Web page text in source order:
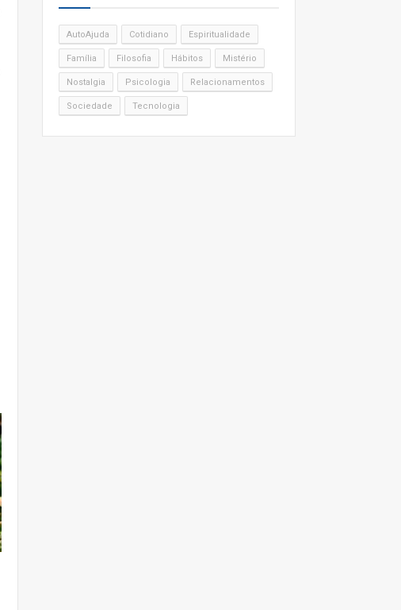
AutoAjuda Cotidiano Espiritualidade
Família Filosofia Hábitos Mistério
Nostalgia Psicologia Relacionamentos
Sociedade Tecnologia